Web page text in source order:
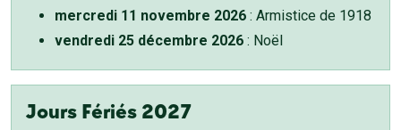
mercredi 11 novembre 2026 : Armistice de 1918
vendredi 25 décembre 2026 : Noël
Jours Fériés 2027